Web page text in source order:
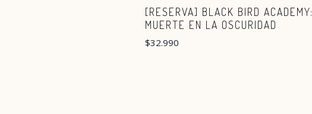
[RESERVA] BLACK BIRD ACADEMY:
MUERTE EN LA OSCURIDAD
$32.990